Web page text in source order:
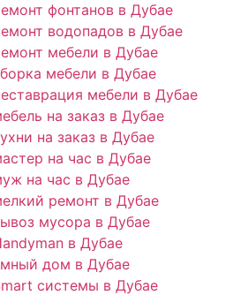
фонтанов в Дубае
водопадов в Дубае
мебели в Дубае
мебели в Дубае
мебели в Дубае
на заказ в Дубае
на заказ в Дубае
на час в Дубае
на час в Дубае
ремонт в Дубае
мусора в Дубае
в Дубае
дом в Дубае
системы в Дубае